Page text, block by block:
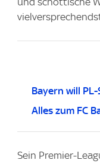
Bayern will
Alles zum FC
Sein Premier-